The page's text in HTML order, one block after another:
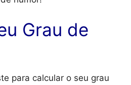
Grau de
para calcular o seu grau